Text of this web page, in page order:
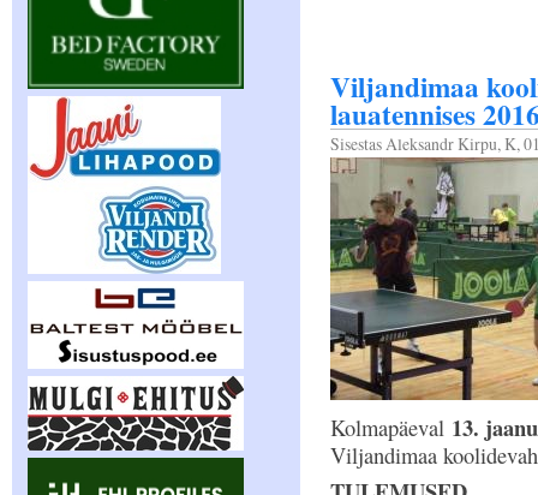
Viljandimaa
lauatennises
SisestasAleksandr Kirpu, K,
Kolmapäeval 13.
Viljandimaa